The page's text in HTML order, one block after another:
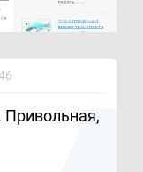
Привольная,